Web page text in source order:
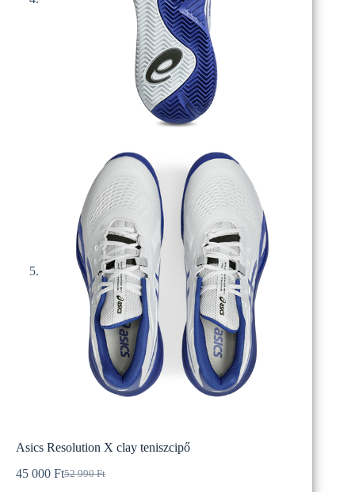
Asics Resolution X clay teniszcipő
52 990Ft
Original
45 000 FtCurrent